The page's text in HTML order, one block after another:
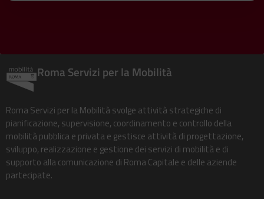
Roma Servizi per la Mobilità
Roma Servizi per la Mobilità svolge attività strategiche di
pianificazione, supervisione, coordinamento e controllo della
mobilità pubblica e privata e gestisce attività di progettazione,
sviluppo, realizzazione e gestione dei servizi di mobilità e di
supporto alla comunicazione di Roma Capitale e delle aziende
partecipate.